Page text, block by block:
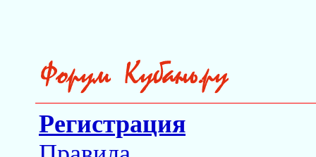
Регистрация